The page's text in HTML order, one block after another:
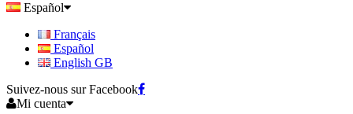
Español
Français
Español
English GB
Suivez-nous sur Facebook
Mi cuenta